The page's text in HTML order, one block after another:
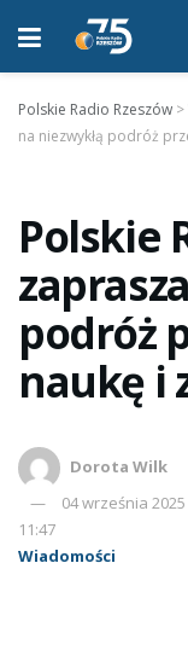
Polskie Radio Rzeszów >
na niezwykłą podróż
Polskie
podróż
naukę i
Dorota Wilk
04 września
11:47
Wiadomości